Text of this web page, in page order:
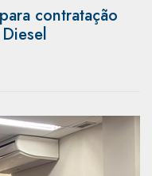
contratação